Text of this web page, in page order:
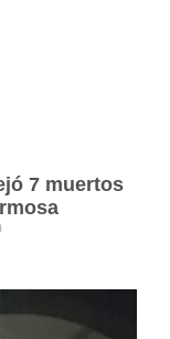
7 muertos